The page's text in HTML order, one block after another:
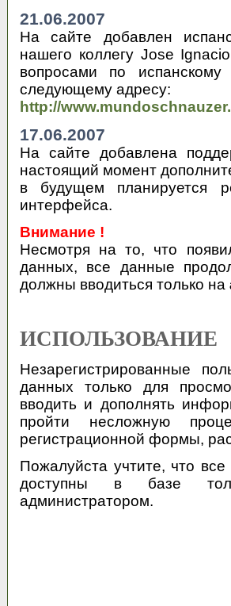
21.06.2007
На сайте добавлен
нашего коллегу Jose
вопросами по
следующему адресу:
http://
17.06.2007
На сайте добавлена
настоящий момент
в будущем планируется
интерфейса.
Внимание !
Несмотря на то, что
данных, все данные
должны вводиться только на
ИСПОЛЬЗОВАНИЕ
Незарегистрированные
данных только для
вводить и дополнять
пройти несложную
регистрационной формы,
Пожалуйста учтите, что
доступны в базе
администратором.